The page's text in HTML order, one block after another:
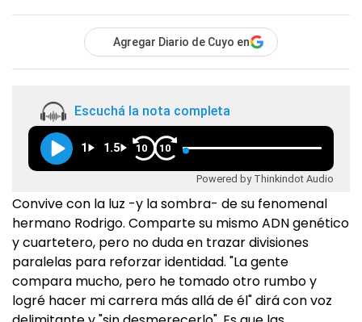
Agregar Diario de Cuyo en
Escuchá la nota completa
1 1.5 10 10
Powered by Thinkindot Audio
Convive con la luz -y la sombra- de su fenomenal
hermano Rodrigo. Comparte su mismo ADN genético
y cuartetero, pero no duda en trazar divisiones
paralelas para reforzar identidad. "La gente
compara mucho, pero he tomado otro rumbo y
logré hacer mi carrera más allá de él" dirá con voz